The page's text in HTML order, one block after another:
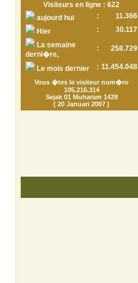
Visiteurs en ligne : 622
aujourd hui
:
11.366
Hier
:
30.117
La semaine
derni�re,
: 258.729
Le mois dernier : 11.454.048
Vous �tes le visiteur num�ro
105.216.314
Sejak 01 Muharam 1428
( 20 Januari 2007 )